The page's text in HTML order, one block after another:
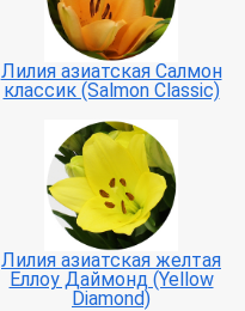
Лилия азиатская Салмон
классик (Salmon Classic)
Лилия азиатская желтая
Еллоу Даймонд (Yellow
Diamond)